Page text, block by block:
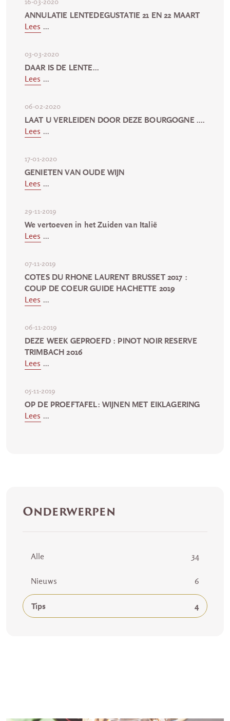
ANNULATIE LENTEDEGUSTATIE 21 EN 22 MAART
Lees ...
03-03-2020
DAAR IS DE LENTE...
Lees ...
06-02-2020
LAAT U VERLEIDEN DOOR DEZE BOURGOGNE ....
Lees ...
17-01-2020
GENIETEN VAN OUDE WIJN
Lees ...
29-11-2019
We vertoeven in het Zuiden van Italië
Lees ...
07-11-2019
COTES DU RHONE LAURENT BRUSSET 2017 :
COUP DE COEUR GUIDE HACHETTE 2019
Lees ...
06-11-2019
DEZE WEEK GEPROEFD : PINOT NOIR RESERVE
TRIMBACH 2016
Lees ...
05-11-2019
OP DE PROEFTAFEL: WIJNEN MET EIKLAGERING
Lees ...
Onderwerpen
Alle 34
Nieuws 6
Tips 4